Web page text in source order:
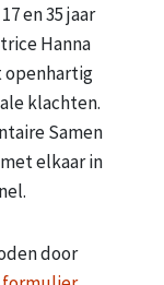
en 35 jaar
Hanna
openhartig
klachten.
Samen
elkaar in
door